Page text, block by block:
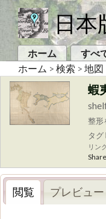
日本
ホーム すべ
ホーム > 検索 > 地図
蝦
整形
タグ
リン
Share
閲覧 プレビュー